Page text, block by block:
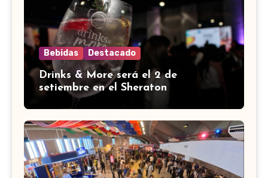
Bebidas Destacado
Drinks & More será el 2 de
setiembre en el Sheraton